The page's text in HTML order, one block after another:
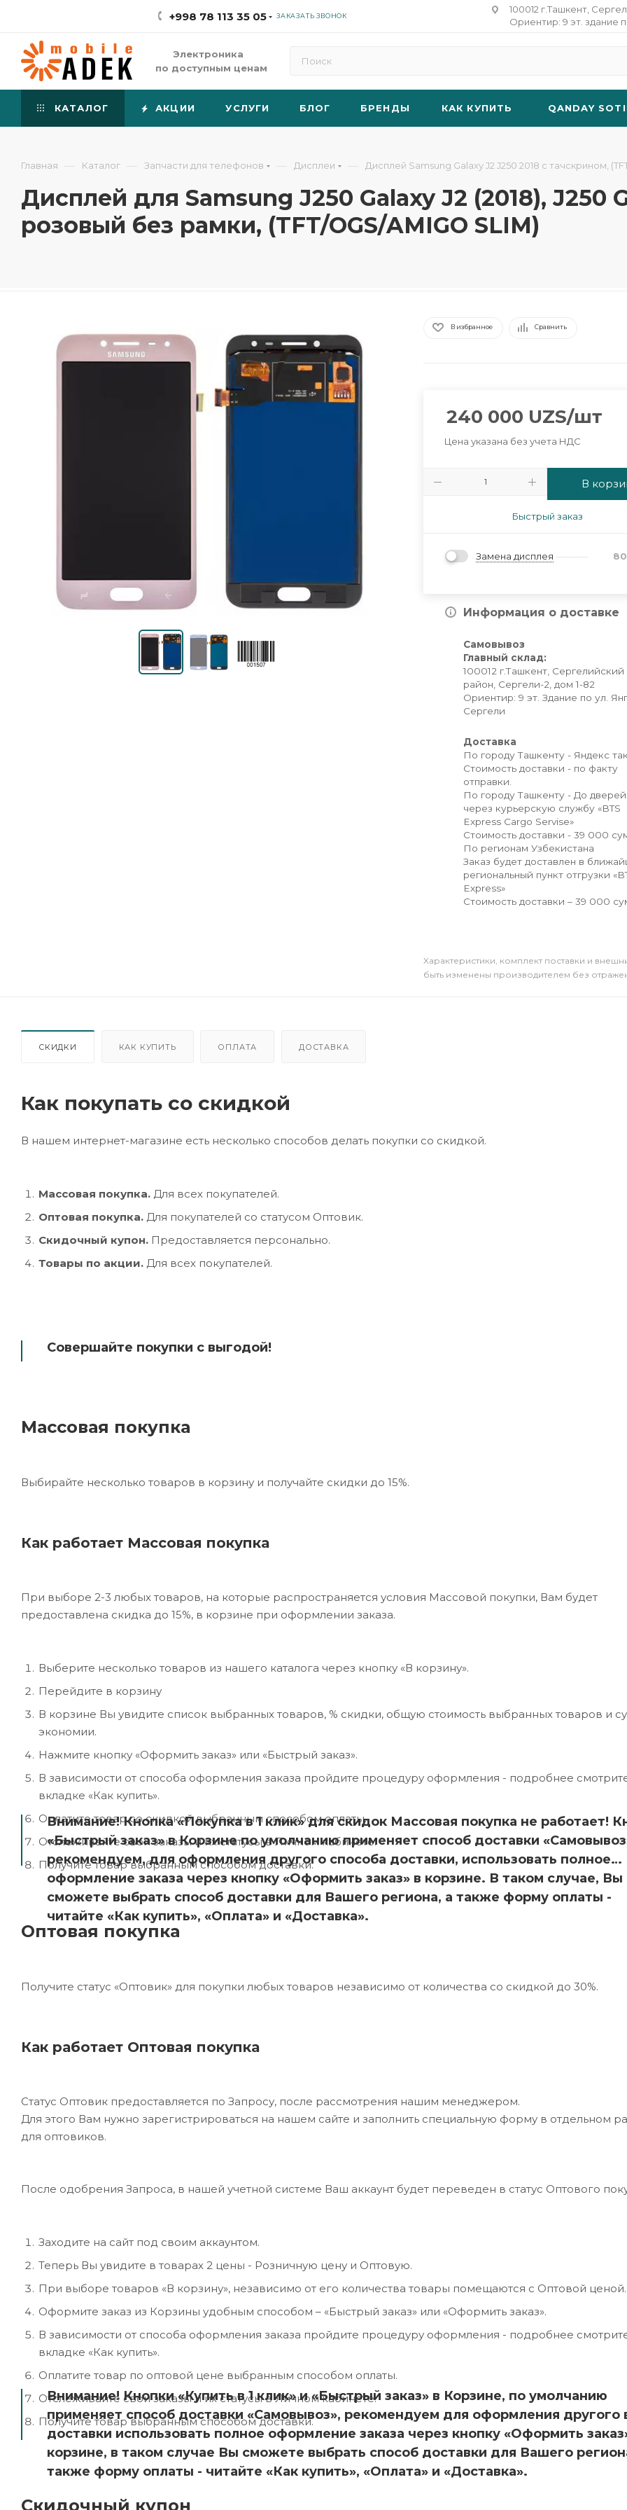
+998 78 113 35 05 ЗАКАЗАТЬ ЗВОНОК
100012 г.Ташкент,
Ориентир: 9 эт. здание
Электроника
по доступным ценам
КАТАЛОГ АКЦИИ УСЛУГИ БЛОГ БРЕНДЫ КАК КУПИТЬ QANDAY
Главная — Каталог — Запчасти для телефонов — Дисплеи — Дисплей Samsung Galaxy J2 J250 2018 с тачскрином,
Дисплей для Samsung J250 Galaxy J2 (2018), J250
розовый без рамки, (TFT/OGS/AMIGO SLIM)
В избранное Сравнить
240 000 UZS/шт
Цена указана без учета НДС
В
Быстрый заказ
Замена дисплея
Информация о доставке
Самовывоз
Главный склад:
100012 г.Ташкент, Сергелийский
район, Сергели-2, дом 1-82
Ориентир: 9 эт. Здание по ул.
Сергели
Доставка
По городу Ташкенту - Яндекс
Стоимость доставки - по факту
отправки.
По городу Ташкенту - До дверей
через курьерскую службу «BTS
Express Cargo Servise»
Стоимость доставки - 39 000
По регионам Узбекистана
Заказ будет доставлен в
региональный пункт отгрузки
Express»
Стоимость доставки – 39 000
Xарактеристики, комплект поставки и
быть изменены производителем без
СКИДКИ КАК КУПИТЬ ОПЛАТА ДОСТАВКА
Как покупать со скидкой
В нашем интернет-магазине есть несколько способов делать покупки со скидкой.
Массовая покупка. Для всех покупателей.
Оптовая покупка. Для покупателей со статусом Оптовик.
Скидочный купон. Предоставляется персонально.
Товары по акции. Для всех покупателей.
Совершайте покупки с выгодой!
Массовая покупка
Выбирайте несколько товаров в корзину и получайте скидки до 15%.
Как работает Массовая покупка
При выборе 2-3 любых товаров, на которые распространяется условия Массовой покупки, Вам будет
предоставлена скидка до 15%, в корзине при оформлении заказа.
Выберите несколько товаров из нашего каталога через кнопку «В корзину».
Перейдите в корзину
В корзине Вы увидите список выбранных товаров, % скидки, общую стоимость выбранных товаров и
экономии.
Нажмите кнопку «Оформить заказ» или «Быстрый заказ».
В зависимости от способа оформления заказа пройдите процедуру оформления - подробнее
вкладке «Как купить».
Оплатите товар со скидкой выбранным способом оплаты.
Отслеживайте свои заказы и их статусы в Личном кабинете.
Получите товар выбранным способом доставки.
Внимание! Кнопка «Покупка в 1 клик» для скидок Массовая покупка не работает!
«Быстрый заказ» в Корзине по умолчанию применяет способ доставки
рекомендуем, для оформления другого способа доставки, использовать полное
оформление заказа через кнопку «Оформить заказ» в корзине. В таком случае, Вы
сможете выбрать способ доставки для Вашего региона, а также форму оплаты -
читайте «Как купить», «Оплата» и «Доставка».
Оптовая покупка
Получите статус «Оптовик» для покупки любых товаров независимо от количества со скидкой до 30%.
Как работает Оптовая покупка
Статус Оптовик предоставляется по Запросу, после рассмотрения нашим менеджером.
Для этого Вам нужно зарегистрироваться на нашем сайте и заполнить специальную форму в отдельном
для оптовиков.
После одобрения Запроса, в нашей учетной системе Ваш аккаунт будет переведен в статус Оптового
Заходите на сайт под своим аккаунтом.
Теперь Вы увидите в товарах 2 цены - Розничную цену и Оптовую.
При выборе товаров «В корзину», независимо от его количества товары помещаются с Оптовой ценой.
Оформите заказ из Корзины удобным способом – «Быстрый заказ» или «Оформить заказ».
В зависимости от способа оформления заказа пройдите процедуру оформления - подробнее
вкладке «Как купить».
Оплатите товар по оптовой цене выбранным способом оплаты.
Отслеживайте свои заказы и их статусы в Личном кабинете.
Получите товар выбранным способом доставки.
Внимание! Кнопки «Купить в 1 клик» и «Быстрый заказ» в Корзине, по умолчанию
применяет способ доставки «Самовывоз», рекомендуем для оформления другого
доставки использовать полное оформление заказа через кнопку «Оформить
корзине, в таком случае Вы сможете выбрать способ доставки для Вашего
также форму оплаты - читайте «Как купить», «Оплата» и «Доставка».
Скидочный купон